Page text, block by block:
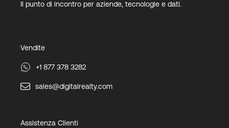
Il punto di incontro per aziende, tecnologie e dati.
Vendite
+1 877 378 3282
sales@digitalrealty.com
Assistenza Clienti